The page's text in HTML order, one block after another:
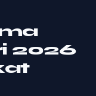
2026